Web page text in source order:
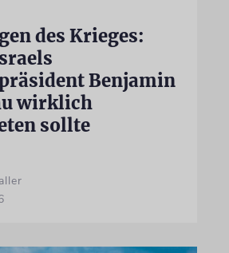
des Krieges:
Benjamin
wirklich
sollte